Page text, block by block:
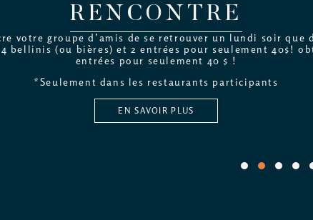
RENCONTRE
votre groupe d’amis de se retrouver un lundi soir
bellinis (ou bières) et 2 entrées pour seulement 40$!
entrées pour seulement 40 $ !
*Seulement dans les restaurants participants
EN SAVOIR PLUS
3 4 5 6